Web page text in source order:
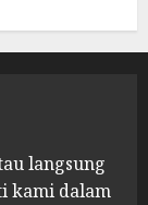
langsung
kami dalam